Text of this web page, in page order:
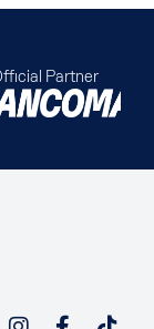
Partner